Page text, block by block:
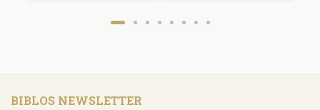
BIBLOS NEWSLETTER